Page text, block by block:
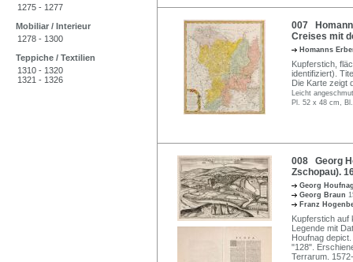
1275 - 1277
Mobiliar / Interieur
1278 - 1300
Teppiche / Textilien
1310 - 1320
1321 - 1326
007
Creises mit
Homanns
Kupferstich,
identifiziert).
Die Karte zeigt
Leicht
Pl. 52 x 48 cm,
008 Georg
Zschopau).
Georg
Georg Braun
Franz
Kupferstich auf
Legende mit
Houfnag
"128".
Terrarum.